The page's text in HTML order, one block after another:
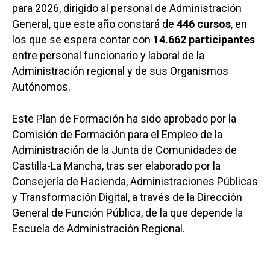
para 2026, dirigido al personal de Administración
General, que este año constará de 446 cursos, en
los que se espera contar con 14.662 participantes
entre personal funcionario y laboral de la
Administración regional y de sus Organismos
Autónomos.
Este Plan de Formación ha sido aprobado por la
Comisión de Formación para el Empleo de la
Administración de la Junta de Comunidades de
Castilla-La Mancha, tras ser elaborado por la
Consejería de Hacienda, Administraciones Públicas
y Transformación Digital, a través de la Dirección
General de Función Pública, de la que depende la
Escuela de Administración Regional.